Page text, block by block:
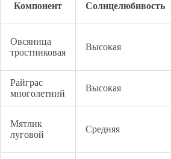
Компонент Солнцелюбивость
Овсяница
тростниковая
Высокая
Райграс
многолетний
Высокая
Мятлик
луговой
Средняя